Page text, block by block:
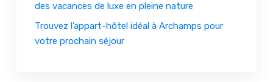
des vacances de luxe en pleine nature
Trouvez l’appart-hôtel idéal à Archamps pour
votre prochain séjour